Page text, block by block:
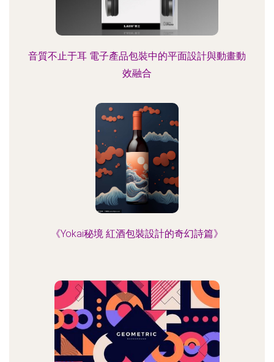
音質不止于耳 電子產品包裝中的平面設計與動畫動
效融合
《Yokai秘境 紅酒包裝設計的奇幻詩篇》